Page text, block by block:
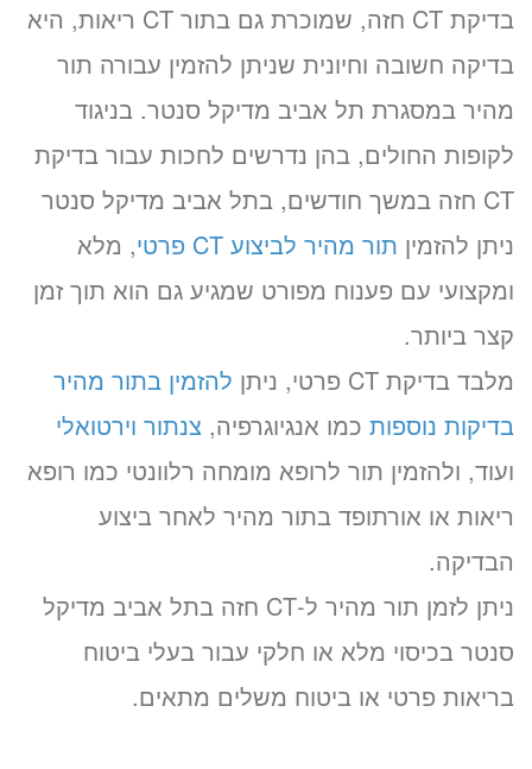
בדיקת CT חזה, שמוכרת גם בתור CT ריאות, היא
בדיקה חשובה וחיונית שניתן להזמין עבורה תור
מהיר במסגרת תל אביב מדיקל סנטר. בניגוד
לקופות החולים, בהן נדרשים לחכות עבור בדיקת
CT חזה במשך חודשים, בתל אביב מדיקל סנטר
ניתן להזמין תור מהיר לביצוע CT פרטי
, מלא
ומקצועי עם פענוח מפורט שמגיע גם הוא תוך זמן
קצר ביותר.
מלבד בדיקת CT פרטי, ניתן
להזמין בתור מהיר
בדיקות נוספות כמו אנגיוגרפיה, צנתור וירטואלי
ועוד, ולהזמין תור לרופא מומחה רלוונטי כמו רופא
ריאות או אורתופד בתור מהיר לאחר ביצוע
הבדיקה.
ניתן לזמן תור מהיר ל-CT חזה בתל אביב מדיקל
סנטר בכיסוי מלא או חלקי עבור בעלי ביטוח
בריאות פרטי או ביטוח משלים מתאים.